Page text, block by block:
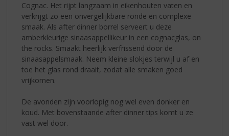
Cognac. Het rijpt langzaam in eikenhouten vaten en
verkrijgt zo een onvergelijkbare ronde en complexe
smaak. Als after dinner borrel serveert u deze
amberkleurige sinaasappellikeur in een cognacglas, on
the rocks. Smaakt heerlijk verfrissend door de
sinaasappelsmaak. Neem kleine slokjes terwijl u af en
toe het glas rond draait, zodat alle smaken goed
vrijkomen.
De avonden zijn voorlopig nog wel even donker en
koud. Met bovenstaande after dinner tips komt u ze
vast wel door.